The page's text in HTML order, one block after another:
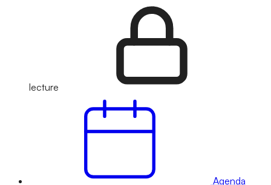
lecture
Agenda